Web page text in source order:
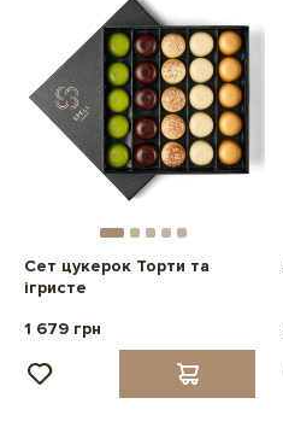
Сет цукерок Торти та
ігристе
1 679 грн